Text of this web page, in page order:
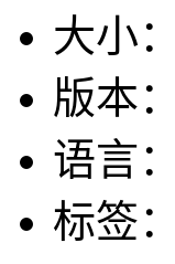
大小：
版本：
语言：
标签：